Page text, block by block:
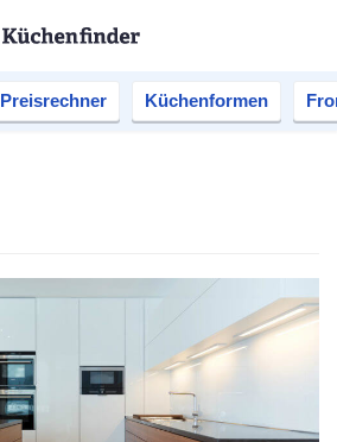
Preisrechner Küchenformen